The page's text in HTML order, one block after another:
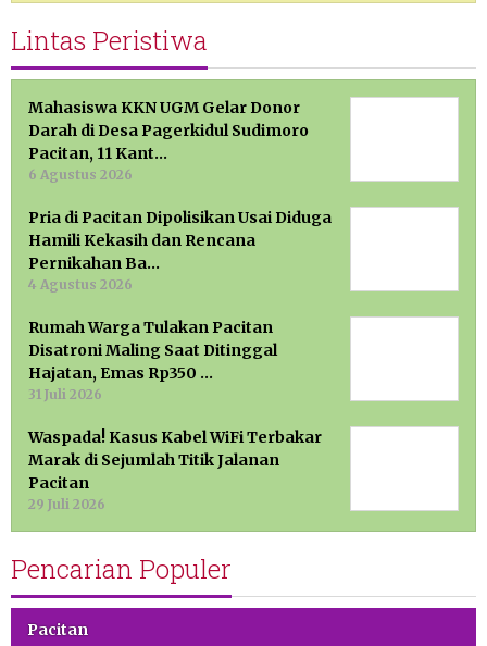
Lintas Peristiwa
Mahasiswa KKN UGM Gelar Donor
Darah di Desa Pagerkidul Sudimoro
Pacitan, 11 Kant…
6 Agustus 2026
Pria di Pacitan Dipolisikan Usai Diduga
Hamili Kekasih dan Rencana
Pernikahan Ba…
4 Agustus 2026
Rumah Warga Tulakan Pacitan
Disatroni Maling Saat Ditinggal
Hajatan, Emas Rp350 …
31 Juli 2026
Waspada! Kasus Kabel WiFi Terbakar
Marak di Sejumlah Titik Jalanan
Pacitan
29 Juli 2026
Pencarian Populer
Pacitan